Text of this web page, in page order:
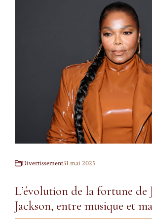
Divertissement31 mai 2025
L’évolution de la fortune de
Jackson, entre musique et